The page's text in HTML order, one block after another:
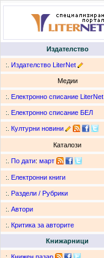
Издателство
:. Издателство LiterNet
Медии
:. Електронно списание LiterNet
:. Електронно списание БЕЛ
:. Културни новини
Каталози
:. По дати: март
:. Електронни книги
:. Раздели / Рубрики
:. Автори
:. Критика за авторите
Книжарници